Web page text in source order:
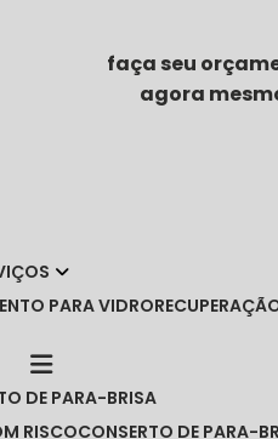
faça seu
agora
PARA VIDRO
DE PARA-BRISA
RISCO
CONSERTO DE PARA-